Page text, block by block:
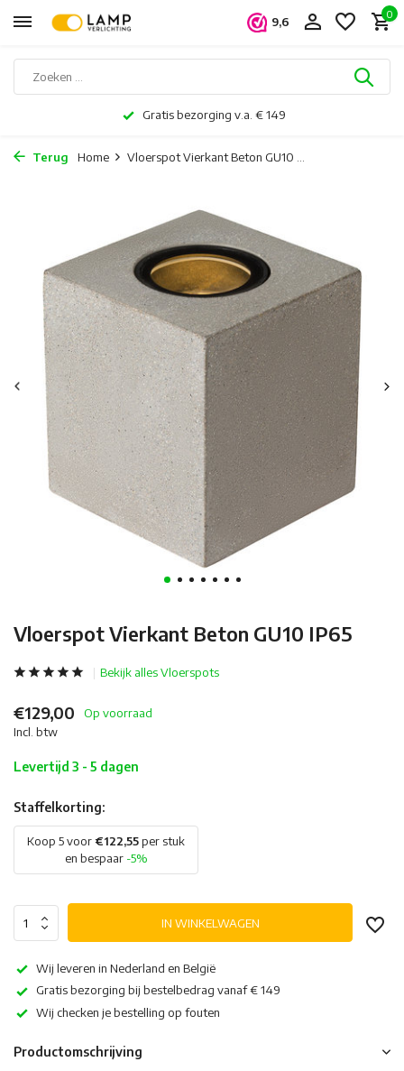
9,6
0
Gratis bezorging v.a. € 149
Terug Home Vloerspot Vierkant Beton GU10 ...
Vloerspot Vierkant Beton GU10 IP65
Bekijk alles Vloerspots
€129,00
Op voorraad
Incl. btw
Levertijd 3 - 5 dagen
Staffelkorting:
Koop 5 voor€122,55per stuk
en bespaar -5%
IN WINKELWAGEN
Wij leveren in Nederland en België
Gratis bezorging bij bestelbedrag vanaf € 149
Wij checken je bestelling op fouten
Productomschrijving